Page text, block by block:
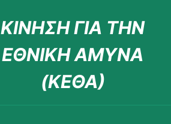
ΚΙΝΗΣΗ ΓΙΑ ΤΗΝ
ΕΘΝΙΚΗ ΑΜΥΝΑ
(ΚΕΘΑ)